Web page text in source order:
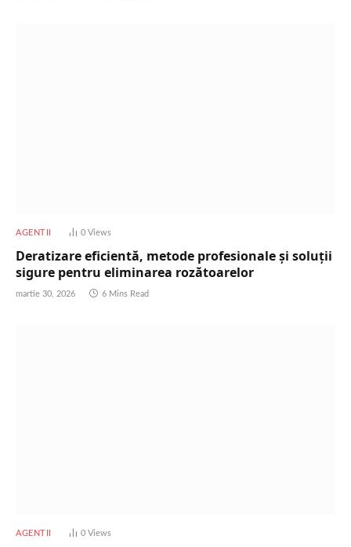
AGENTII 0 Views
Deratizare eficientă, metode profesionale și soluții
sigure pentru eliminarea rozătoarelor
martie 30, 2026 6 Mins Read
AGENTII 0 Views